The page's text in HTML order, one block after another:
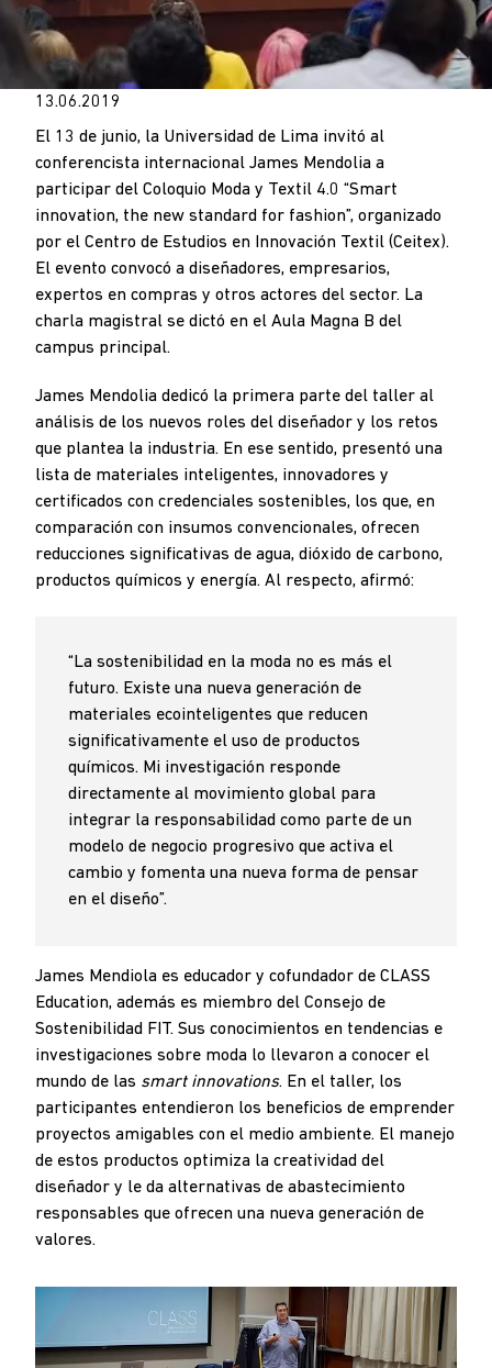
13.06.2019
El 13 de junio, la Universidad de Lima invitó al
conferencista internacional James Mendolia a
participar del Coloquio Moda y Textil 4.0 “Smart
innovation, the new standard for fashion”, organizado
por el Centro de Estudios en Innovación Textil (Ceitex).
El evento convocó a diseñadores, empresarios,
expertos en compras y otros actores del sector. La
charla magistral se dictó en el Aula Magna B del
campus principal.
James Mendolia dedicó la primera parte del taller al
análisis de los nuevos roles del diseñador y los retos
que plantea la industria. En ese sentido, presentó una
lista de materiales inteligentes, innovadores y
certificados con credenciales sostenibles, los que, en
comparación con insumos convencionales, ofrecen
reducciones significativas de agua, dióxido de carbono,
productos químicos y energía. Al respecto, afirmó:
“La sostenibilidad en la moda no es más el
futuro. Existe una nueva generación de
materiales ecointeligentes que reducen
significativamente el uso de productos
químicos. Mi investigación responde
directamente al movimiento global para
integrar la responsabilidad como parte de un
modelo de negocio progresivo que activa el
cambio y fomenta una nueva forma de pensar
en el diseño”.
James Mendiola es educador y cofundador de CLASS
Education, además es miembro del Consejo de
Sostenibilidad FIT. Sus conocimientos en tendencias e
investigaciones sobre moda lo llevaron a conocer el
mundo de las smart innovations. En el taller, los
participantes entendieron los beneficios de emprender
proyectos amigables con el medio ambiente. El manejo
de estos productos optimiza la creatividad del
diseñador y le da alternativas de abastecimiento
responsables que ofrecen una nueva generación de
valores.